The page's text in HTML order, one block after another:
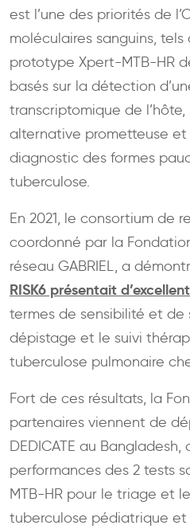
est l’une des priorités de
moléculaires sanguins, tels
prototype Xpert-MTB-HR
basés sur la détection
transcriptomique de
alternative prometteuse
diagnostic des formes
tuberculose.
En 2021, le consortium de
coordonné par la
réseau GABRIEL, a
RISK6 présentait
termes de sensibilité et de
dépistage et le suivi
tuberculose pulmonaire
Fort de ces résultats, la
partenaires viennent de
DEDICATE au
performances des 2 tests
MTB-HR pour le triage et
tuberculose pédiatrique